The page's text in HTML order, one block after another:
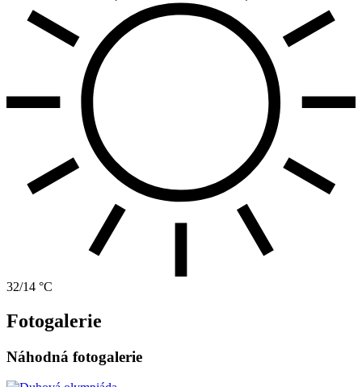
32/14 °C
Fotogalerie
Náhodná fotogalerie